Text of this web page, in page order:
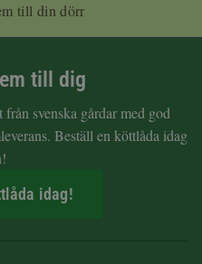
till din dörr
till dig
svenska gårdar med god
Beställ en köttlåda idag
idag!